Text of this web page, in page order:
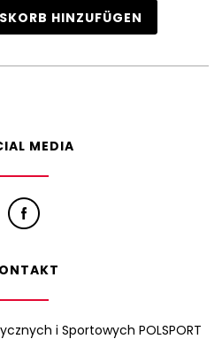
HINZUFÜGEN
MEDIA
i Sportowych POLSPORT